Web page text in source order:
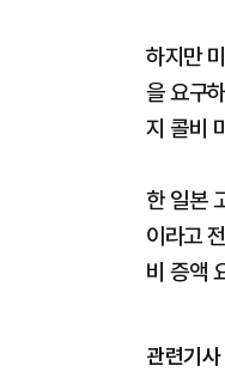
하지만
을 요구
지 콜비
한 일본
이라고
비 증액
관련기사